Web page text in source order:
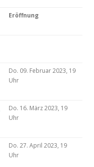
Eröffnung
Do. 09. Februar 2023, 19
Uhr
Do. 16. März 2023, 19
Uhr
Do. 27. April 2023, 19
Uhr